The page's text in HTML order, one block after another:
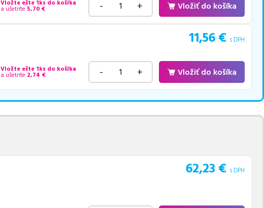
Vložte ešte 1ks do košíka
a ušetríte 5,70 € - + Vložiť do košíka
11,56 € s DPH
Vložte ešte 1ks do košíka
a ušetríte 2,74 € - + Vložiť do košíka
62,23 € s DPH